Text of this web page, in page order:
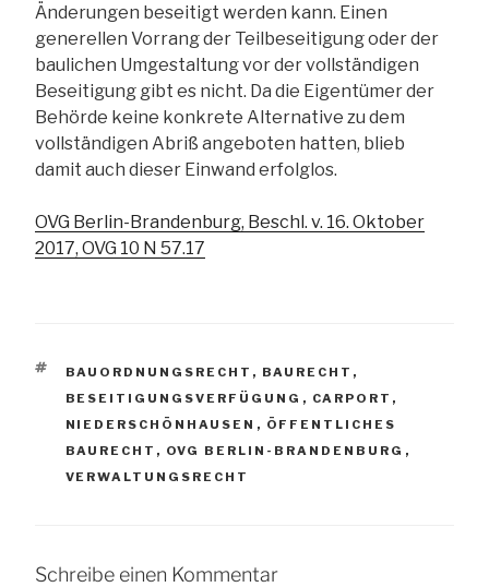
Änderungen beseitigt werden kann. Einen
generellen Vorrang der Teilbeseitigung oder der
baulichen Umgestaltung vor der vollständigen
Beseitigung gibt es nicht. Da die Eigentümer der
Behörde keine konkrete Alternative zu dem
vollständigen Abriß angeboten hatten, blieb
damit auch dieser Einwand erfolglos.
OVG Berlin-Brandenburg, Beschl. v. 16. Oktober
2017, OVG 10 N 57.17
SCHLAGWÖRTER
BAUORDNUNGSRECHT , BAURECHT ,
BESEITIGUNGSVERFÜGUNG , CARPORT ,
NIEDERSCHÖNHAUSEN , ÖFFENTLICHES
BAURECHT , OVG BERLIN-BRANDENBURG ,
VERWALTUNGSRECHT
Schreibe einen Kommentar